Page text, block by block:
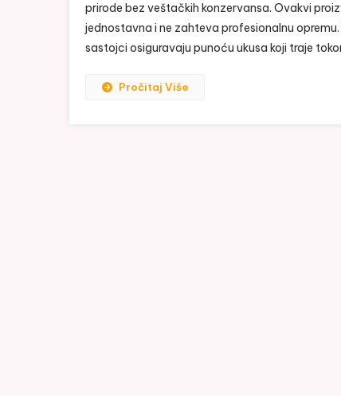
prirode bez veštačkih konzervansa. Ovakvi
jednostavna i ne zahteva profesionalnu
sastojci osiguravaju punoću ukusa koji traje
Pročitaj Više